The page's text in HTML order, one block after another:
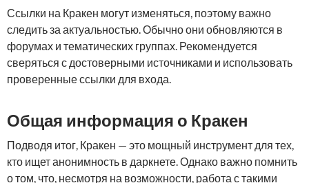
Ссылки на Кракен могут изменяться, поэтому важно
следить за актуальностью. Обычно они обновляются в
форумах и тематических группах. Рекомендуется
сверяться с достоверными источниками и использовать
проверенные ссылки для входа.
Общая информация о Кракен
Подводя итог, Кракен — это мощный инструмент для тех,
кто ищет анонимность в даркнете. Однако важно помнить
о том, что, несмотря на возможности, работа с такими